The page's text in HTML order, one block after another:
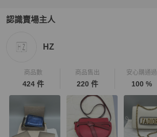
認識賣場主人
PopChill 拍拍圈嚴選賣家
HZ
商品數
424 件
商品售出
220 件
安心購通過
100 %